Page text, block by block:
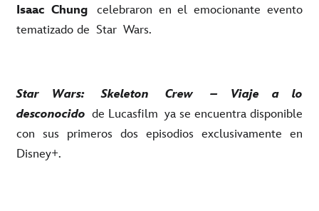
Isaac Chung
celebraron en el emocionante evento
tematizado de Star Wars.
Star Wars: Skeleton Crew
– Viaje a lo
desconocido de Lucasfilm ya se encuentra disponible
con sus primeros dos episodios exclusivamente en
Disney+.